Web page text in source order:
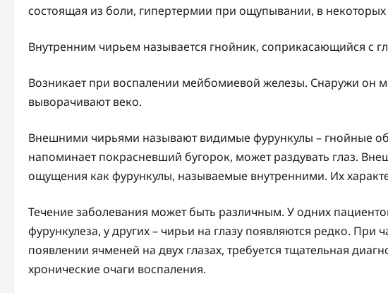
состоящая из боли, гипертермии при ощупывании, в
Внутренним чирьем называется гнойник, соприкасающийся с
Возникает при воспалении мейбомиевой железы. Снаружи он
выворачивают веко.
Внешними чирьями называют видимые фурункулы – гнойные
напоминает покрасневший бугорок, может раздувать глаз.
ощущения как фурункулы, называемые внутренними. Их
Течение заболевания может быть различным. У одних
фурункулеза, у других – чирьи на глазу появляются редко.
появлении ячменей на двух глазах, требуется тщательная
хронические очаги воспаления.